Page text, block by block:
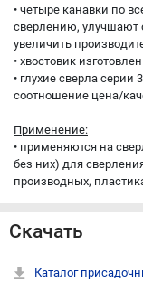
• четыре канавки по
сверлению, улучшают
увеличить
• хвостовик
• глухие сверла
соотношение цена/
Применение:
• применяются на
без них) для
производных,
Скачать
Каталог